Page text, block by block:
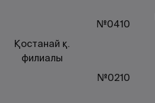
Қостанай қ.
филиалы
№0410
№0210